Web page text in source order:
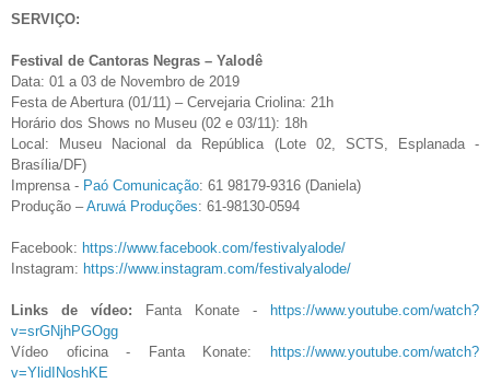
SERVIÇO:
Festival de Cantoras Negras – Yalodê
Data: 01 a 03 de Novembro de 2019
Festa de Abertura (01/11) – Cervejaria Criolina: 21h
Horário dos Shows no Museu (02 e 03/11): 18h
Local: Museu Nacional da República (Lote 02, SCTS, Esplanada -
Brasília/DF)
Imprensa - Paó Comunicação: 61 98179-9316 (Daniela)
Produção –Aruwá Produções: 61-98130-0594
Facebook: https://www.facebook.com/festivalyalode/
Instagram: https://www.instagram.com/festivalyalode/
Links de vídeo: Fanta Konate - https://www.youtube.com/watch?
v=srGNjhPGOgg
Vídeo oficina - Fanta Konate: https://www.youtube.com/watch?
v=YlidINoshKE